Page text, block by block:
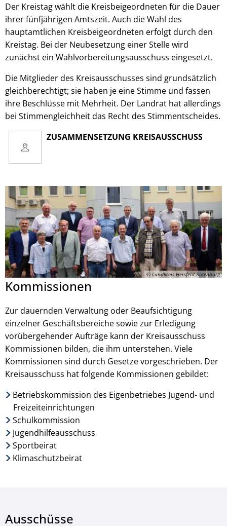
Der Kreistag wählt die Kreisbeigeordneten für die Dauer
ihrer fünfjährigen Amtszeit. Auch die Wahl des
hauptamtlichen Kreisbeigeordneten erfolgt durch den
Kreistag. Bei der Neubesetzung einer Stelle wird
zunächst ein Wahlvorbereitungsausschuss eingesetzt.
Die Mitglieder des Kreisausschusses sind grundsätzlich
gleichberechtigt; sie haben je eine Stimme und fassen
ihre Beschlüsse mit Mehrheit. Der Landrat hat allerdings
bei Stimmengleichheit das Recht des Stimmentscheides.
ZUSAMMENSETZUNG KREISAUSSCHUSS
© Landkreis Hersfeld-Rotenburg
Kommissionen
Zur dauernden Verwaltung oder Beaufsichtigung
einzelner Geschäftsbereiche sowie zur Erledigung
vorübergehender Aufträge kann der Kreisausschuss
Kommissionen bilden, die ihm unterstehen. Viele
Kommissionen sind durch Gesetze vorgeschrieben. Der
Kreisausschuss hat folgende Kommissionen gebildet:
Betriebskommission des Eigenbetriebes Jugend- und
Freizeiteinrichtungen
Schulkommission
Jugendhilfeausschuss
Sportbeirat
Klimaschutzbeirat
Ausschüsse